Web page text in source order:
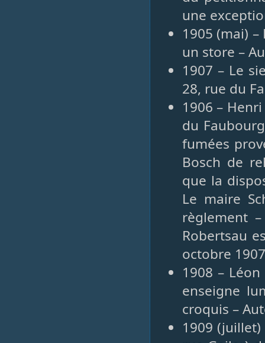
une
1905 (mai)
un store –
1907 – Le
28, rue du
1906 –
du
fumées
Bosch de
que la
Le maire
règlement
Robertsau
octobre 1907
1908 –
enseigne
croquis –
1909